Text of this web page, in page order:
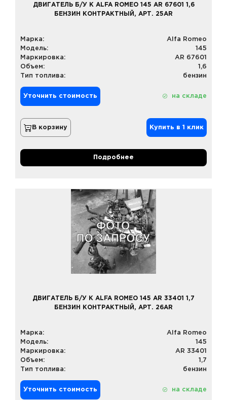
ДВИГАТЕЛЬ Б/У К ALFA ROMEO 145 AR 67601 1,6
БЕНЗИН КОНТРАКТНЫЙ, АРТ. 25AR
Марка:
Alfa Romeo
Модель:
145
Маркировка:
AR 67601
Объем:
1,6
Тип топлива:
бензин
Уточнить стоимость на складе
В корзину Купить в 1 клик
Подробнее
ДВИГАТЕЛЬ Б/У К ALFA ROMEO 145 AR 33401 1,7
БЕНЗИН КОНТРАКТНЫЙ, АРТ. 26AR
Марка:
Alfa Romeo
Модель:
145
Маркировка:
AR 33401
Объем:
1,7
Тип топлива:
бензин
Уточнить стоимость на складе